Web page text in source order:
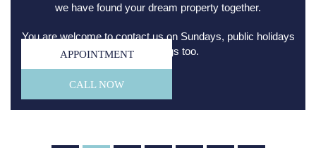
we have found your dream property together.
You are welcome to contact us on Sundays, public holidays
and evenings too.
APPOINTMENT
CALL NOW